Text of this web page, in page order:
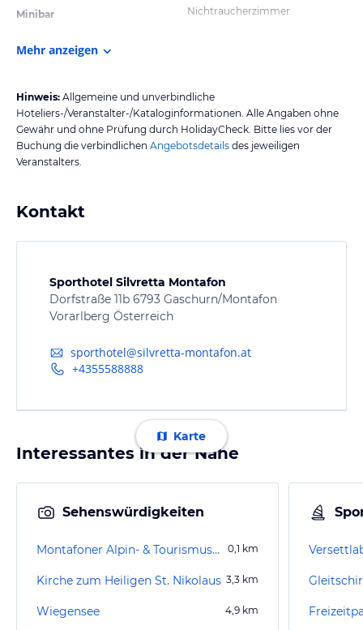
Minibar
Nichtraucherzimmer
Mehr anzeigen
Hinweis: Allgemeine und unverbindliche
Hoteliers-/Veranstalter-/Kataloginformationen. Alle Angaben ohne
Gewähr und ohne Prüfung durch HolidayCheck. Bitte lies vor der
Buchung die verbindlichen Angebotsdetails des jeweiligen
Veranstalters.
Kontakt
Sporthotel Silvretta Montafon
Dorfstraße 11b 6793 Gaschurn/Montafon
Vorarlberg Österreich
sporthotel@silvretta-montafon.at
+4355588888
Karte
Interessantes in der Nähe
Sehenswürdigkeiten
Montafoner Alpin- & Tourismusmuseum 0,1 km
Kirche zum Heiligen St. Nikolaus 3,3 km
Wiegensee 4,9 km